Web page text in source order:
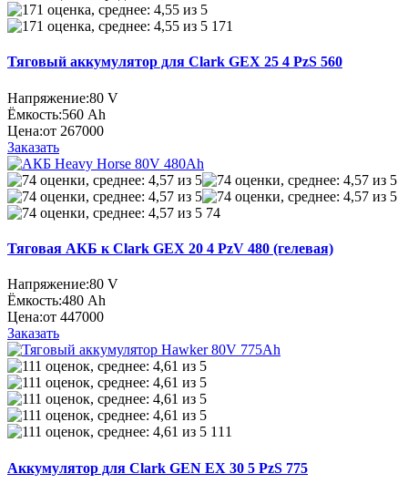
171
Тяговый аккумулятор для Clark GEX 25 4 PzS 560
Напряжение:80 V
Ёмкость:560 Ah
Цена:от 267000
Заказать
74
Тяговая АКБ к Clark GEX 20 4 PzV 480 (гелевая)
Напряжение:80 V
Ёмкость:480 Ah
Цена:от 447000
Заказать
111
Аккумулятор для Clark GEN EX 30 5 PzS 775